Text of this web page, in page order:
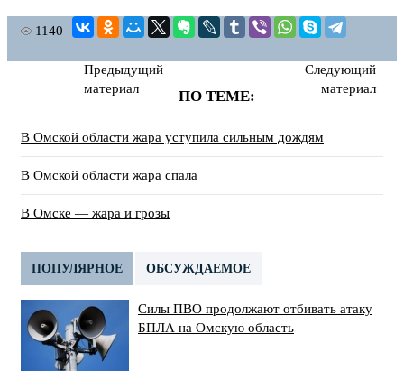
1140
Предыдущий
материал
Следующий
материал
ПО ТЕМЕ:
В Омской области жара уступила сильным дождям
В Омской области жара спала
В Омске — жара и грозы
ПОПУЛЯРНОЕ ОБСУЖДАЕМОЕ
Силы ПВО продолжают отбивать атаку
БПЛА на Омскую область